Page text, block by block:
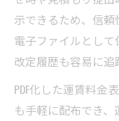
示できるため、信頼
電子ファイルとし
改定履歴も容易に追
PDF化した運賃料金
も手軽に配布でき